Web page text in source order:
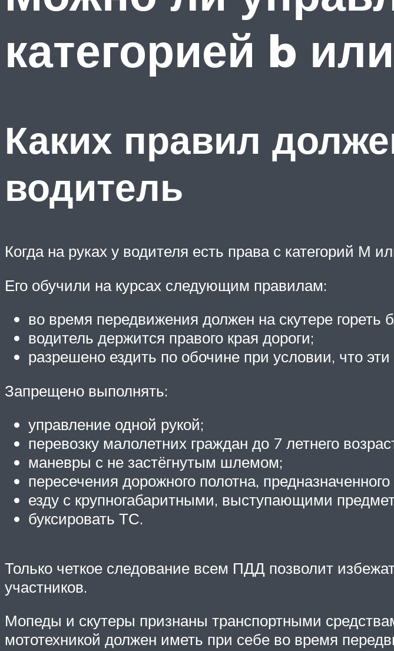
категорией b
Каких правил
водитель
Когда на руках у водителя есть права с категорий М
Его обучили на курсах следующим правилам:
во время передвижения должен на скутере гореть
водитель держится правого края дороги;
разрешено ездить по обочине при условии, что
Запрещено выполнять:
управление одной рукой;
перевозку малолетних граждан до 7 летнего
маневры с не застёгнутым шлемом;
пересечения дорожного полотна,
езду с крупногабаритными, выступающими
буксировать ТС.
Только четкое следование всем ПДД позволит
участников.
Мопеды и скутеры признаны транспортными
мототехникой должен иметь при себе во время